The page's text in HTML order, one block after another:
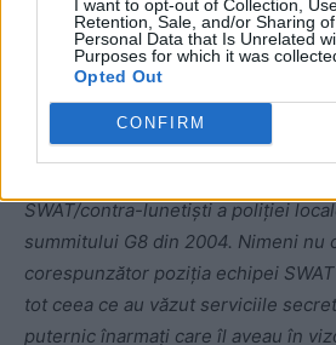
I want to opt-out of Collection,
Retention, Sale, and/or Sharing
Personal Data that Is Unrelated
Purposes for which it was
Opted Out
CONFIRM
Am văzut cu ochii mei ce poate
scenarii atunci când echipa de
SWAT/contra-lunetiști a poliției
summitului G8 din 2004. Nimeni nu
corespunzător poziția echipei
tot ceea ce au văzut serviciile
puternic înarmați care îl aveau în